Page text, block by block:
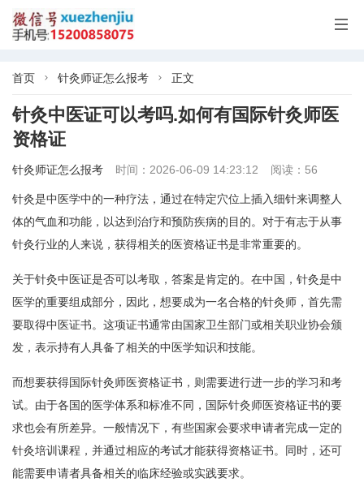

首页  针灸师证怎么报考  正文
针灸中医证可以考吗.如何有国际针灸师医
资格证
针灸师证怎么报考 时间：2026-06-09 14:23:12 阅读：56
针灸是中医学中的一种疗法，通过在特定穴位上插入细针来调整人
体的气血和功能，以达到治疗和预防疾病的目的。对于有志于从事
针灸行业的人来说，获得相关的医资格证书是非常重要的。
关于针灸中医证是否可以考取，答案是肯定的。在中国，针灸是中
医学的重要组成部分，因此，想要成为一名合格的针灸师，首先需
要取得中医证书。这项证书通常由国家卫生部门或相关职业协会颁
发，表示持有人具备了相关的中医学知识和技能。
而想要获得国际针灸师医资格证书，则需要进行进一步的学习和考
试。由于各国的医学体系和标准不同，国际针灸师医资格证书的要
求也会有所差异。一般情况下，有些国家会要求申请者完成一定的
针灸培训课程，并通过相应的考试才能获得资格证书。同时，还可
能需要申请者具备相关的临床经验或实践要求。